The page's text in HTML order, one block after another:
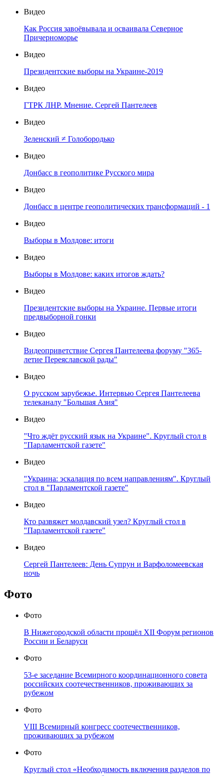
Видео
Как Россия завоёвывала и осваивала Северное
Причерноморье
Видео
Президентские выборы на Украине-2019
Видео
ГТРК ЛНР. Мнение. Сергей Пантелеев
Видео
Зеленский ≠ Голобородько
Видео
Донбасс в геополитике Русского мира
Видео
Донбасс в центре геополитических трансформаций - 1
Видео
Выборы в Молдове: итоги
Видео
Выборы в Молдове: каких итогов ждать?
Видео
Президентские выборы на Украине. Первые итоги
предвыборной гонки
Видео
Видеоприветствие Сергея Пантелеева форуму "365-
летие Переяславской рады"
Видео
О русском зарубежье. Интервью Сергея Пантелеева
телеканалу "Большая Азия"
Видео
"Что ждёт русский язык на Украине". Круглый стол в
"Парламентской газете"
Видео
"Украина: эскалация по всем направлениям". Круглый
стол в "Парламентской газете"
Видео
Кто развяжет молдавский узел? Круглый стол в
"Парламентской газете"
Видео
Сергей Пантелеев: День Супрун и Варфоломеевская
ночь
Фото
Фото
В Нижегородской области прошёл XII Форум регионов
России и Беларуси
Фото
53-е заседание Всемирного координационного совета
российских соотечественников, проживающих за
рубежом
Фото
VIII Всемирный конгресс соотечественников,
проживающих за рубежом
Фото
Круглый стол «Необходимость включения разделов по